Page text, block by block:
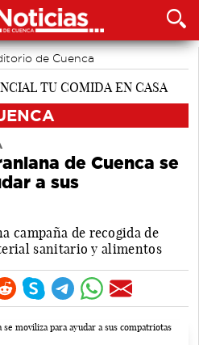
de Cuenca
de Cuenca se
a sus
campaña de recogida de
sanitario y alimentos